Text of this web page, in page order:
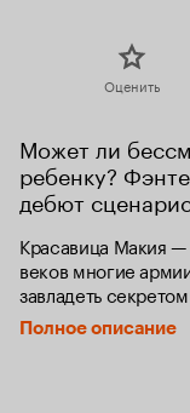
Оценить
Может ли
ребенку?
дебют
Красавица Макия
веков многие
завладеть
город разрушен,
находит
Полное описание